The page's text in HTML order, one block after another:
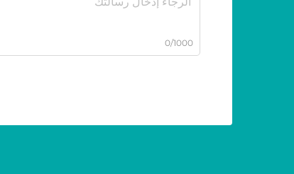
0/1000